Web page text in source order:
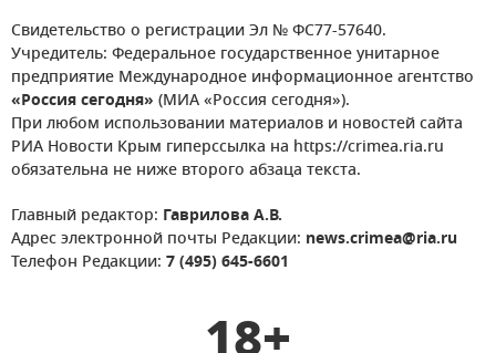
Свидетельство о регистрации Эл № ФС77-57640.
Учредитель: Федеральное государственное унитарное
предприятие Международное информационное агентство
«Россия сегодня» (МИА «Россия сегодня»).
При любом использовании материалов и новостей сайта
РИА Новости Крым гиперссылка на https://crimea.ria.ru
обязательна не ниже второго абзаца текста.
Главный редактор: Гаврилова А.В.
Адрес электронной почты Редакции: news.crimea@ria.ru
Телефон Редакции: 7 (495) 645-6601